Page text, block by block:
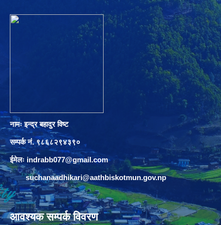
नामः इन्द्र बहादुर विष्ट
सम्पर्क नं. ९८६८२९४३९०
ईमेलः indrabb077@gmail.com
suchanaadhikari@aathbiskotmun.gov.np
आवश्यक सम्पर्क विवरण